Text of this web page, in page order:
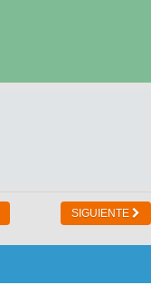
SIGUIENTE